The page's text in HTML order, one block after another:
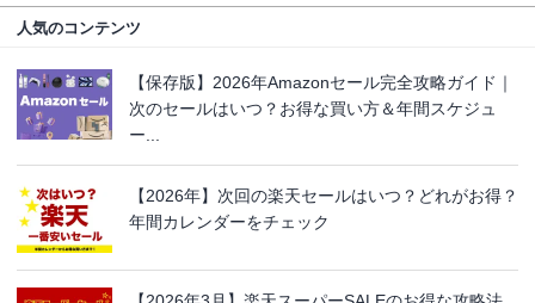
人気のコンテンツ
【保存版】2026年Amazonセール完全攻略ガイド｜
次のセールはいつ？お得な買い方＆年間スケジュ
ー...
【2026年】次回の楽天セールはいつ？どれがお得？
年間カレンダーをチェック